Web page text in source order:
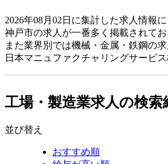
2026年08月02日に集計した求人情報
神戸市の求人が一番多く掲載されてお
また業界別では機械・金属・鉄鋼の
日本マニュファクチャリングサービ
工場・製造業求人の検索
並び替え
おすすめ順